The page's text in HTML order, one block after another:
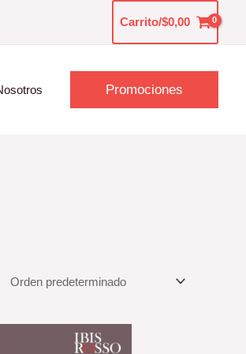
Carrito/$0,00
Promociones